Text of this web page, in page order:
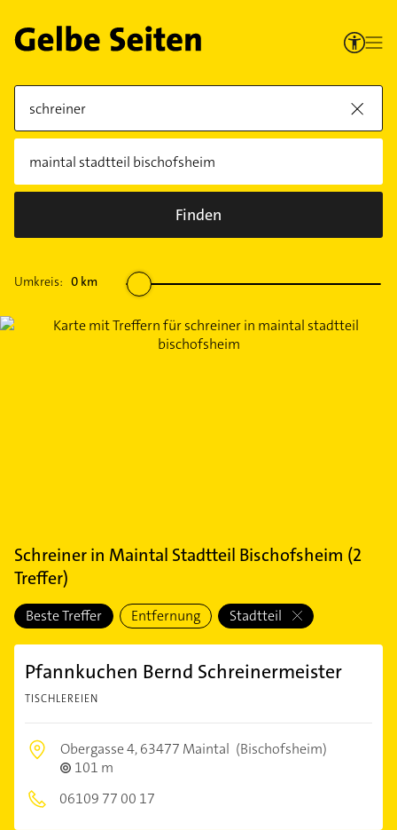
Finden
Umkreis: 0 km
Schreinerin Maintal Stadtteil Bischofsheim (2
Treffer)
Beste Treffer Entfernung Stadtteil
Pfannkuchen Bernd Schreinermeister
TISCHLEREIEN
Obergasse 4,63477 Maintal (Bischofsheim)
101 m
06109 77 00 17